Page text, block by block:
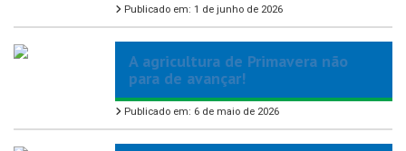
Publicado em: 1 de junho de 2026
A agricultura de Primavera não
para de avançar!
Publicado em: 6 de maio de 2026